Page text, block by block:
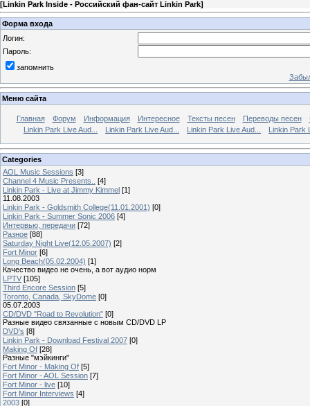
[Linkin Park Inside - Российский фан-сайт Linkin Park]
Форма входа
Логин:
Пароль:
запомнить
Меню сайта
Главная Форум Информация Интересное Тексты песен Переводы песен
Linkin Park Live Aud...
Linkin Park Live Aud... Linkin Park Live Aud... Linkin Park
Categories
AOL Music Sessions [3]
Channel 4 Music Presents..
[4]
Linkin Park - Live at Jimmy Kimmel [1]
11.08.2003
Linkin Park - Goldsmith College(11.01.2001) [0]
Linkin Park - Summer Sonic 2006 [4]
Интервью, передачи [72]
Разное [88]
Saturday Night Live(12.05.2007) [2]
Fort Minor [6]
Long Beach(05.02.2004) [1]
Качество видео не очень, а вот аудио норм
LPTV [105]
Third Encore Session [5]
Toronto, Canada, SkyDome [0]
05.07.2003
CD/DVD "Road to Revolution" [0]
Разные видео связанные с новым CD/DVD LP
DVD's [8]
Linkin Park - Download Festival 2007 [0]
Making Of [28]
Разные "мэйкинги"
Fort Minor - Making Of [5]
Fort Minor - AOL Session [7]
Fort Minor - live [10]
Fort Minor Interviews [4]
2003 [0]